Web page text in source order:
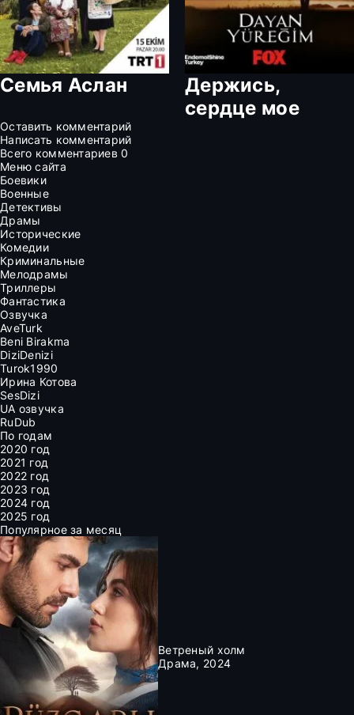
Семья Аслан
Держись,
сердце мое
Оставить комментарий
Написать комментарий
Всего комментариев0
Меню сайта
Боевики
Военные
Детективы
Драмы
Исторические
Комедии
Криминальные
Мелодрамы
Триллеры
Фантастика
Озвучка
AveTurk
Beni Birakma
DiziDenizi
Turok1990
Ирина Котова
SesDizi
UA озвучка
RuDub
По годам
2020 год
2021 год
2022 год
2023 год
2024 год
2025 год
Популярное за месяц
Ветреный холм
Драма, 2024